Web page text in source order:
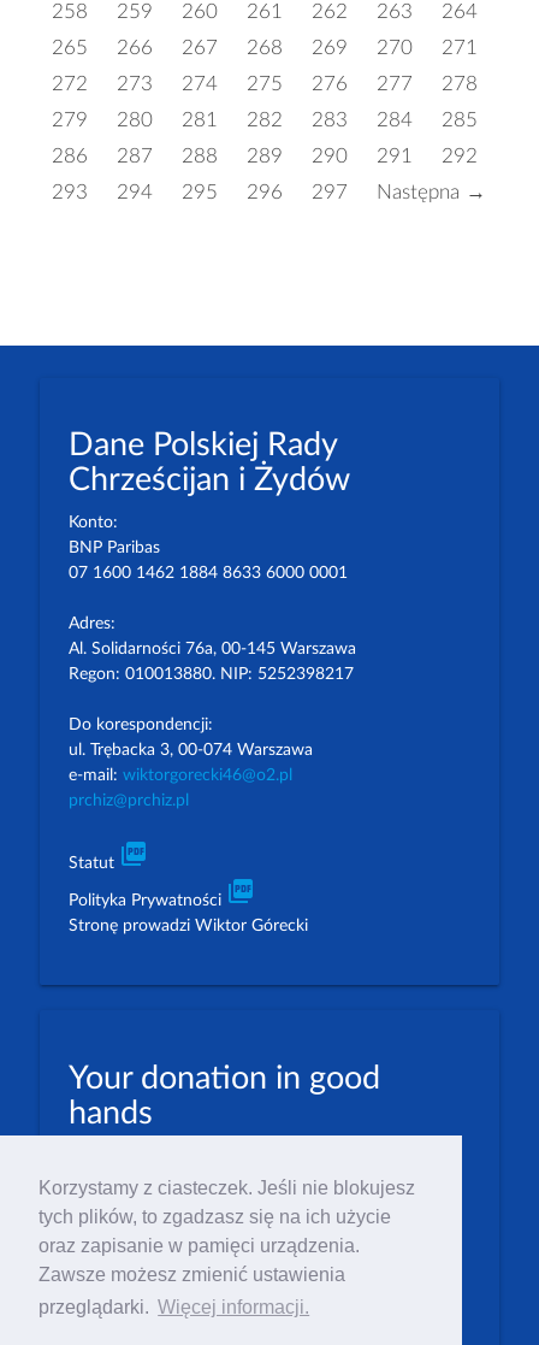
Korzystamy z ciasteczek. Jeśli nie blokujesz
tych plików, to zgadzasz się na ich użycie
oraz zapisanie w pamięci urządzenia.
Zawsze możesz zmienić ustawienia
przeglądarki. Więcej informacji.
258
259 260 261 262 263
264
265
266 267 268 269 270
271
272
273 274 275 276 277
278
279
280 281 282 283 284
285
286
287 288 289 290 291
292
293
294 295 296 297 Następna →
Dane Polskiej Rady
Chrześcijan i Żydów
Konto:
BNP Paribas
07 1600 1462 1884 8633 6000 0001
Adres:
Al. Solidarności 76a, 00-145 Warszawa
Regon: 010013880. NIP: 5252398217
Do korespondencji:
ul. Trębacka 3, 00-074 Warszawa
e-mail: wiktorgorecki46@o2.pl
prchiz@prchiz.pl
Statut picture_as_pdf
Polityka Prywatności picture_as_pdf
Stronę prowadzi Wiktor Górecki
Your donation in good
hands
EUR: 23 1600 1462 1884 8633 6000 0004
Numer IBAN: PL23 1 600 1462 1884 8633 6000
0004
Numer BIC/SWIFT: PPABPLPK